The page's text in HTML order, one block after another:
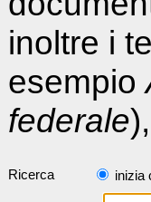
inoltre i
esempio
federale
Ricerca inizia